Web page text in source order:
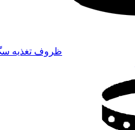
ظروف تغذیه